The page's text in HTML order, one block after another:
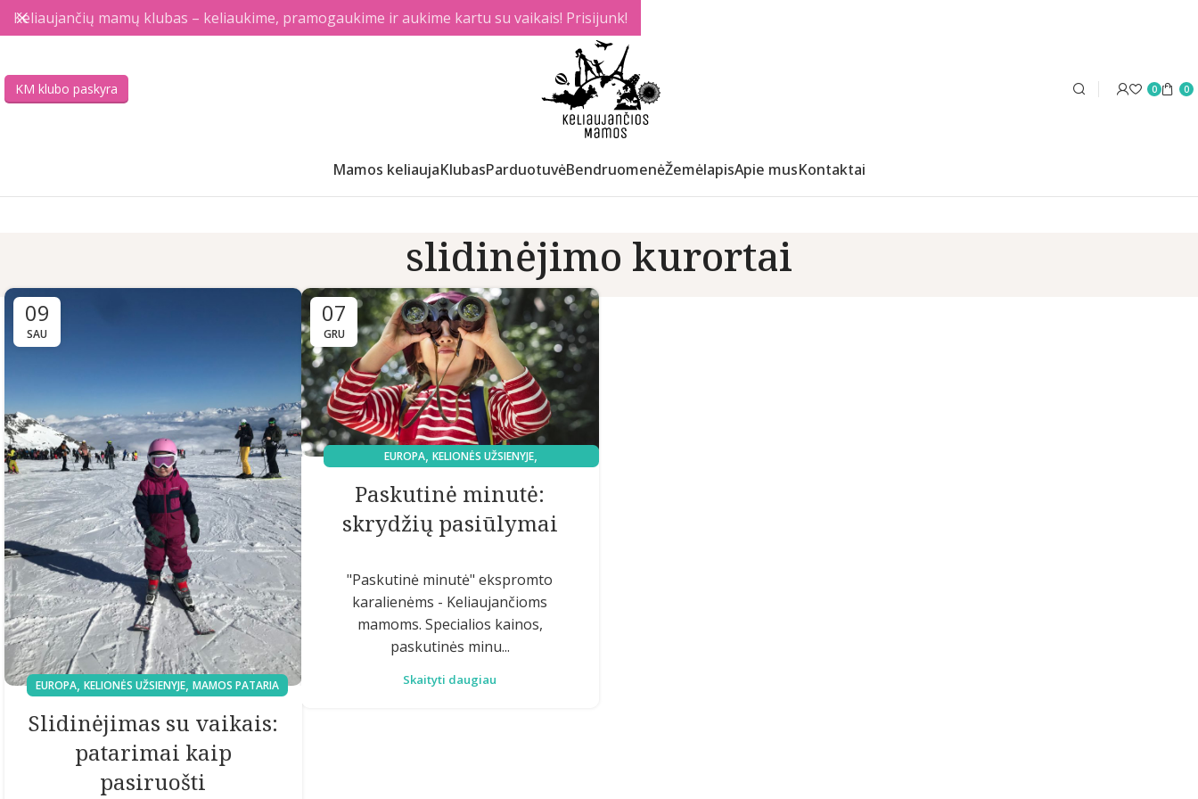
KM klubo paskyra 0 0
Mamos keliaujaKlubasParduotuvėBendruomenėŽemėlapisApie musKontaktai
slidinėjimo kurortai
09
SAU
EUROPA, KELIONĖS UŽSIENYJE, MAMOS PATARIA
Slidinėjimas su vaikais:
patarimai kaip
pasiruošti
07
GRU
EUROPA,KELIONĖS UŽSIENYJE,
Paskutinė minutė:
skrydžių pasiūlymai
"Paskutinė minutė" ekspromto
karalienėms - Keliaujančioms
mamoms. Specialios kainos,
paskutinės minu...
Skaityti daugiau
Keliaujančių mamų klubas – keliaukime, pramogaukime ir aukime kartu su vaikais! Prisijunk!